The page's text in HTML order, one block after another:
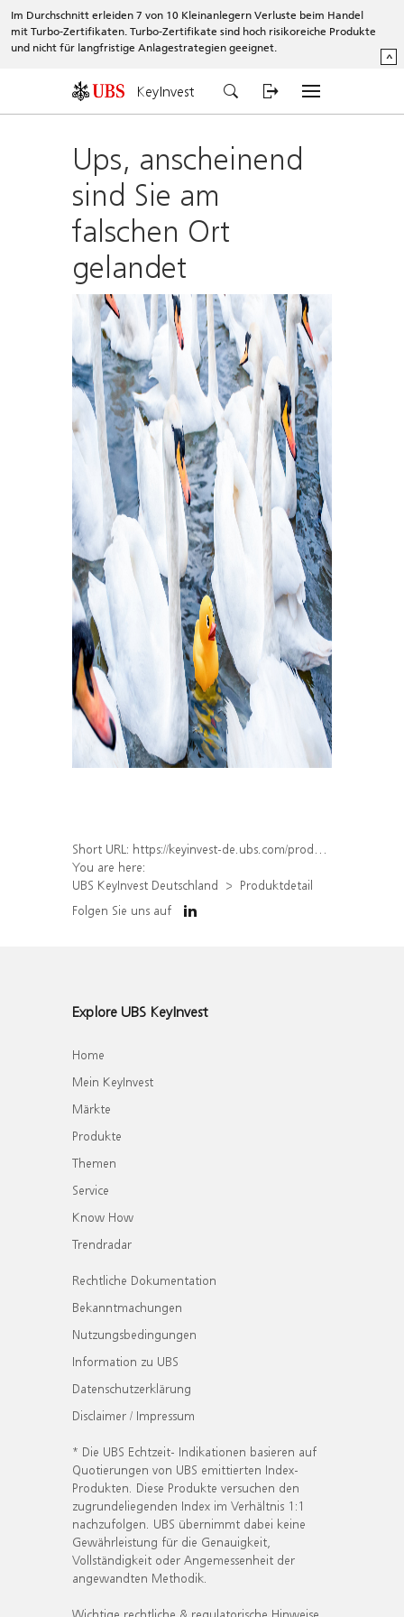
Im Durchschnitt erleiden 7 von 10 Kleinanlegern Verluste beim Handel
mit Turbo-Zertifikaten. Turbo-Zertifikate sind hoch risikoreiche Produkte
und nicht für langfristige Anlagestrategien geeignet.
^
KeyInvest
Ups, anscheinend
sind Sie am
falschen Ort
gelandet
Short URL: https://keyinvest-de.ubs.com/produkt/detail/index/isin/DE000WA4MNC7
You are here:
UBS KeyInvest Deutschland
Produktdetail
Folgen Sie uns auf
Explore UBS KeyInvest
Home
Mein KeyInvest
Märkte
Produkte
Themen
Service
Know How
Trendradar
Rechtliche Dokumentation
Bekanntmachungen
Nutzungsbedingungen
Information zu UBS
Datenschutzerklärung
Disclaimer / Impressum
* Die UBS Echtzeit- Indikationen basieren auf
Quotierungen von UBS emittierten Index-
Produkten. Diese Produkte versuchen den
zugrundeliegenden Index im Verhältnis 1:1
nachzufolgen. UBS übernimmt dabei keine
Gewährleistung für die Genauigkeit,
Vollständigkeit oder Angemessenheit der
angewandten Methodik.